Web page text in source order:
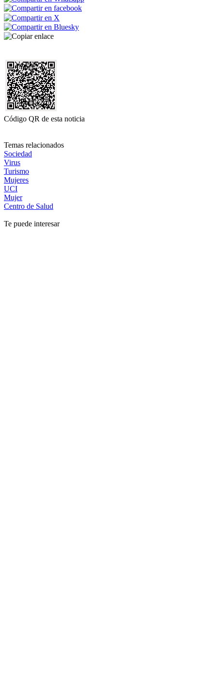
Código QR de esta noticia
Temas relacionados
Sociedad
Virus
Turismo
Mujeres
UCI
Mujer
Centro de Salud
Te puede interesar